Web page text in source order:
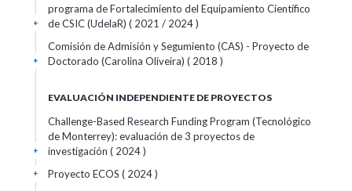
programa de Fortalecimiento del Equipamiento Científico
de CSIC (UdelaR) ( 2021 / 2024 )
+
Comisión de Admisión y Segumiento (CAS) - Proyecto de
Doctorado (Carolina Oliveira) ( 2018 )
+
EVALUACIÓN INDEPENDIENTE DE PROYECTOS
Challenge-Based Research Funding Program (Tecnológico
de Monterrey): evaluación de 3 proyectos de
investigación ( 2024 )
+
Proyecto ECOS ( 2024 )
+